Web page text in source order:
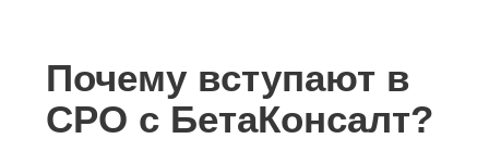
Почему вступают в
СРО с БетаКонсалт?